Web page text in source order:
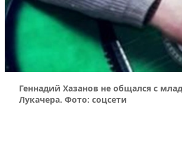
Геннадий Хазанов не общался с
Лукачера. Фото: соцсети